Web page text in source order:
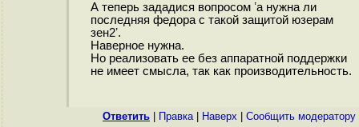
А теперь зададися вопросом ʼа нужна ли
последняя федора c такой защитой юзерам
зен2ʼ.
Наверное нужна.
Но реализовать ее без аппаратной поддержки
не имеет смысла, так как производительность.
Ответить Правка| Наверх Cообщить модератору